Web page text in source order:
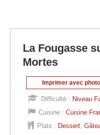
La Fougasse
Mortes
Imprimer avec
Difficulté : Niveau
Cuisine : Cuisine
Plats : Dessert,